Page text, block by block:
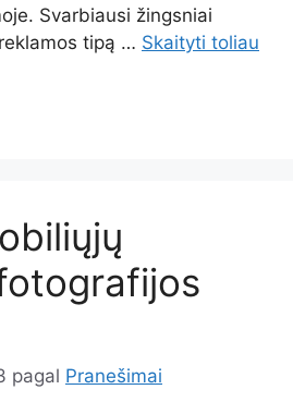
Svarbiausi žingsniai
tipą … Skaityti toliau
pagal Pranešimai